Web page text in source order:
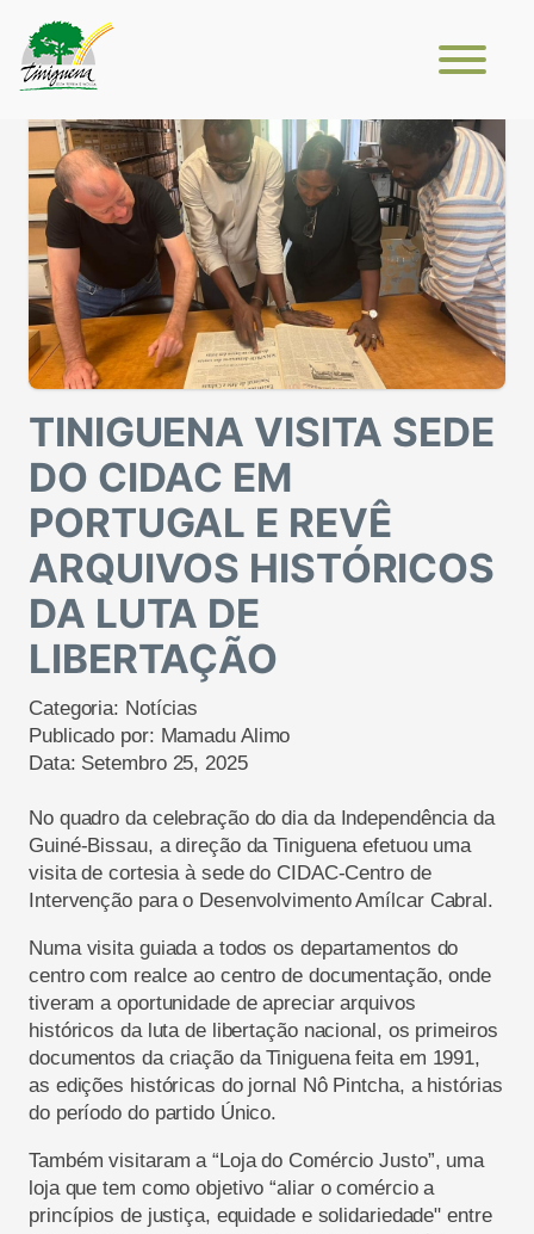
TINIGUENA VISITA SEDE
DO CIDAC EM
PORTUGAL E REVÊ
ARQUIVOS HISTÓRICOS
DA LUTA DE
LIBERTAÇÃO
Categoria: Notícias
Publicado por: Mamadu Alimo
Data: Setembro 25, 2025
No quadro da celebração do dia da Independência da
Guiné-Bissau, a direção da Tiniguena efetuou uma
visita de cortesia à sede do CIDAC-Centro de
Intervenção para o Desenvolvimento Amílcar Cabral.
Numa visita guiada a todos os departamentos do
centro com realce ao centro de documentação, onde
tiveram a oportunidade de apreciar arquivos
históricos da luta de libertação nacional, os primeiros
documentos da criação da Tiniguena feita em 1991,
as edições históricas do jornal Nô Pintcha, a histórias
do período do partido Único.
Também visitaram a “Loja do Comércio Justo”, uma
loja que tem como objetivo “aliar o comércio a
princípios de justiça, equidade e solidariedade" entre